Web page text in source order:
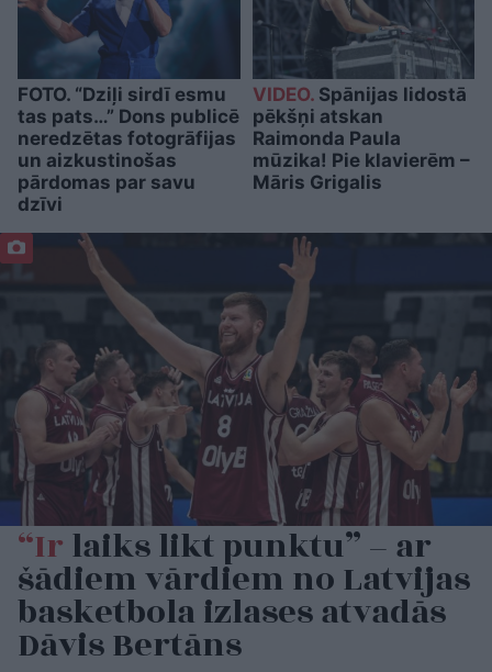
FOTO. “Dziļi sirdī esmu
tas pats…” Dons publicē
neredzētas fotogrāfijas
un aizkustinošas
pārdomas par savu
dzīvi
VIDEO.Spānijas lidostā
pēkšņi atskan
Raimonda Paula
mūzika! Pie klavierēm –
Māris Grigalis
“Irlaiks likt punktu” – ar
šādiem vārdiem no Latvijas
basketbola izlases atvadās
Dāvis Bertāns